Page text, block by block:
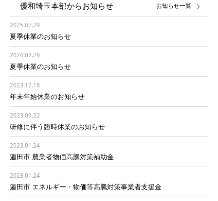
優和埼玉本部からお知らせ
2025.07.29
夏季休業のお知らせ
2024.07.29
夏季休業のお知らせ
2023.12.18
年末年始休業のお知らせ
2023.09.22
研修に伴う臨時休業のお知らせ
2023.01.24
蓮田市 農業者物価高騰対策補助金
2023.01.24
蓮田市 エネルギー・物価等高騰対策事業者支援金
お知らせ一覧